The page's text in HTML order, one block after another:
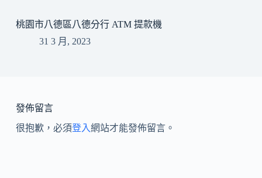
桃園市八德區八德分行 ATM 提款機
31 3 月, 2023
發佈留言
很抱歉，必須登入網站才能發佈留言。